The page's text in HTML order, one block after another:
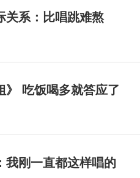
关系：比唱跳难熬
》 吃饭喝多就答应了
我刚一直都这样唱的